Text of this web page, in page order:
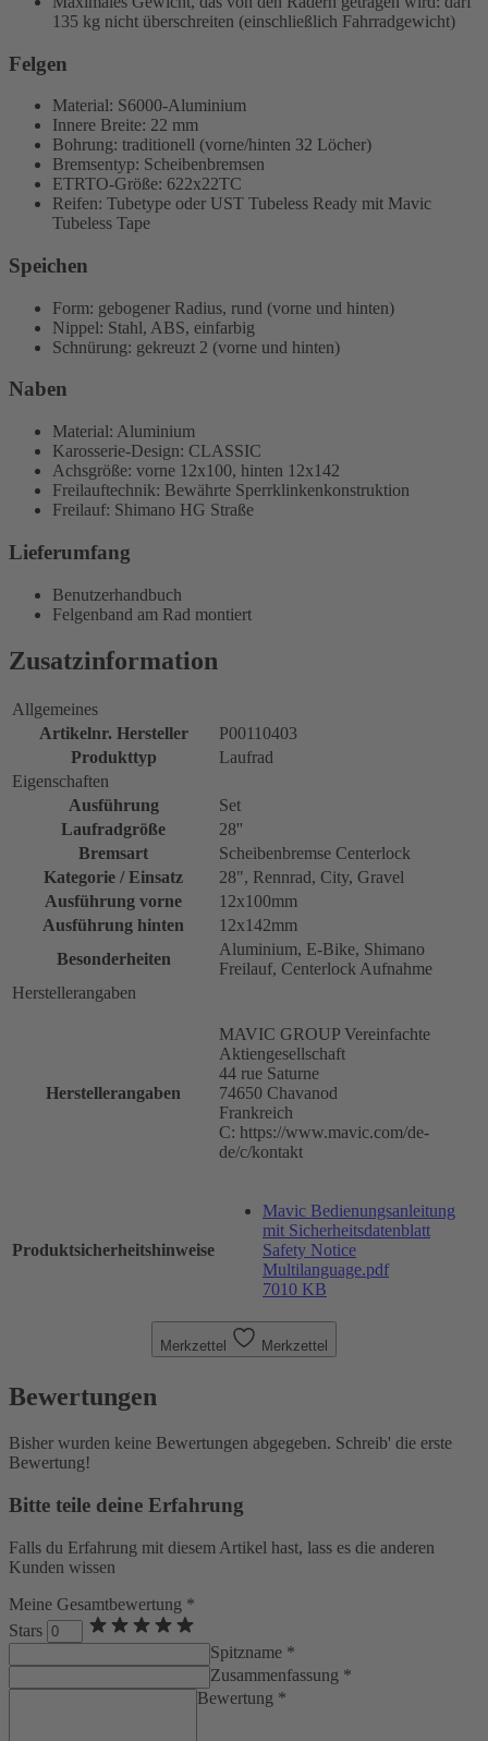
135 kg nicht überschreiten (einschließlich Fahrradgewicht)
Felgen
Material: S6000-Aluminium
Innere Breite: 22 mm
Bohrung: traditionell (vorne/hinten 32 Löcher)
Bremsentyp: Scheibenbremsen
ETRTO-Größe: 622x22TC
Reifen: Tubetype oder UST Tubeless Ready mit Mavic
Tubeless Tape
Speichen
Form: gebogener Radius, rund (vorne und hinten)
Nippel: Stahl, ABS, einfarbig
Schnürung: gekreuzt 2 (vorne und hinten)
Naben
Material: Aluminium
Karosserie-Design: CLASSIC
Achsgröße: vorne 12x100, hinten 12x142
Freilauftechnik: Bewährte Sperrklinkenkonstruktion
Freilauf: Shimano HG Straße
Lieferumfang
Benutzerhandbuch
Felgenband am Rad montiert
Zusatzinformation
Allgemeines
Artikelnr. Hersteller
P00110403
Produkttyp
Laufrad
Eigenschaften
Ausführung
Set
Laufradgröße
28''
Bremsart
Scheibenbremse Centerlock
Kategorie / Einsatz
28", Rennrad, City, Gravel
Ausführung vorne
12x100mm
Ausführung hinten
12x142mm
Besonderheiten
Aluminium, E-Bike, Shimano
Freilauf, Centerlock Aufnahme
Herstellerangaben
Herstellerangaben
MAVIC GROUP Vereinfachte
Aktiengesellschaft
44 rue Saturne
74650 Chavanod
Frankreich
C: https://www.mavic.com/de-
de/c/kontakt
Produktsicherheitshinweise
Mavic Bedienungsanleitung
mit Sicherheitsdatenblatt
Safety Notice
Multilanguage.pdf
7010 KB
Merkzettel Merkzettel
Bewertungen
Bisher wurden keine Bewertungen abgegeben. Schreib' die erste
Bewertung!
Bitte teile deine Erfahrung
Falls du Erfahrung mit diesem Artikel hast, lass es die anderen
Kunden wissen
Meine Gesamtbewertung *
Stars
Spitzname *
Zusammenfassung *
Bewertung *